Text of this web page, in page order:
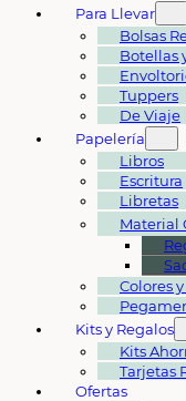
Para Llevar
Bolsas
Botellas
Tuppers
De Viaje
Papelería
Libros
Escritura
Libretas
Material
Colores
Kits y Regalos
Kits
Tarjetas
Ofertas